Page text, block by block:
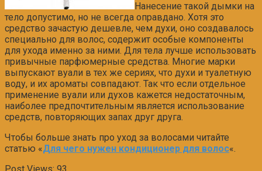
Нанесение такой дымки на
тело допустимо, но не всегда оправдано. Хотя это
средство зачастую дешевле, чем духи, оно создавалось
специально для волос, содержит особые компоненты
для ухода именно за ними. Для тела лучше использовать
привычные парфюмерные средства. Многие марки
выпускают вуали в тех же сериях, что духи и туалетную
воду, и их ароматы совпадают. Так что если отдельное
применение вуали или духов кажется недостаточным,
наиболее предпочтительным является использование
средств, повторяющих запах друг друга.
Чтобы больше знать про уход за волосами читайте
статью «Для чего нужен кондиционер для волос«.